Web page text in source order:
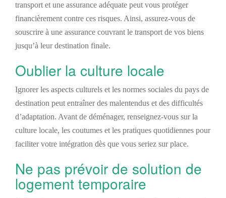
transport et une assurance adéquate peut vous protéger
financièrement contre ces risques. Ainsi, assurez-vous de
souscrire à une assurance couvrant le transport de vos biens
jusqu’à leur destination finale.
Oublier la culture locale
Ignorer les aspects culturels et les normes sociales du pays de
destination peut entraîner des malentendus et des difficultés
d’adaptation. Avant de déménager, renseignez-vous sur la
culture locale, les coutumes et les pratiques quotidiennes pour
faciliter votre intégration dès que vous seriez sur place.
Ne pas prévoir de solution de
logement temporaire